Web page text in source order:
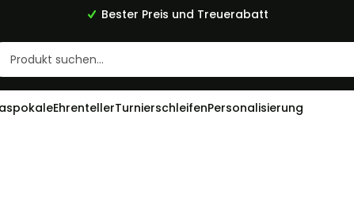
Bester Preis und Treuerabatt
EhrentellerTurnierschleifenPersonalisierung